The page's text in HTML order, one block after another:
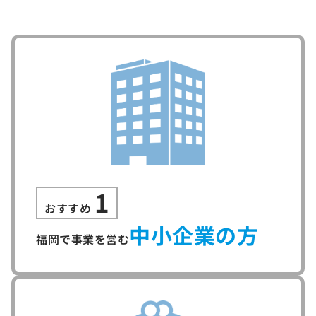
おすすめ 1
福岡で事業を営む中小企業の方